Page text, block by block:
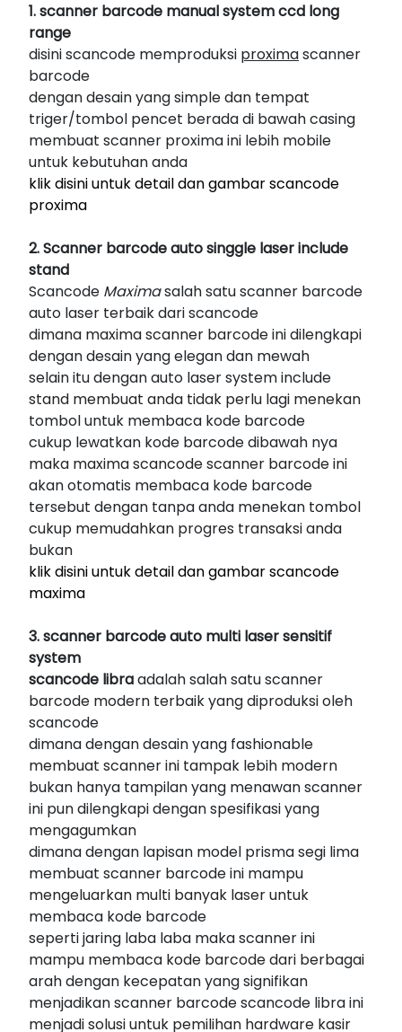
1. scanner barcode manual system ccd long
range
disini scancode memproduksi proximascanner
barcode
dengan desain yang simple dan tempat
triger/tombol pencet berada di bawah casing
membuat scanner proxima ini lebih mobile
untuk kebutuhan anda
klik disini untuk detail dan gambar scancode
proxima
2. Scanner barcode auto singgle laser include
stand
Scancode Maximasalah satu scanner barcode
auto laser terbaik dari scancode
dimana maxima scanner barcode ini dilengkapi
dengan desain yang elegan dan mewah
selain itu dengan auto laser system include
stand membuat anda tidak perlu lagi menekan
tombol untuk membaca kode barcode
cukup lewatkan kode barcode dibawah nya
maka maxima scancode scanner barcode ini
akan otomatis membaca kode barcode
tersebut dengan tanpa anda menekan tombol
cukup memudahkan progres transaksi anda
bukan
klik disini untuk detail dan gambar scancode
maxima
3. scanner barcode auto multi laser sensitif
system
scancode libraadalah salah satu scanner
barcode modern terbaik yang diproduksi oleh
scancode
dimana dengan desain yang fashionable
membuat scanner ini tampak lebih modern
bukan hanya tampilan yang menawan scanner
ini pun dilengkapi dengan spesifikasi yang
mengagumkan
dimana dengan lapisan model prisma segi lima
membuat scanner barcode ini mampu
mengeluarkan multi banyak laser untuk
membaca kode barcode
seperti jaring laba laba maka scanner ini
mampu membaca kode barcode dari berbagai
arah dengan kecepatan yang signifikan
menjadikan scanner barcode scancode libra ini
menjadi solusi untuk pemilihan hardware kasir